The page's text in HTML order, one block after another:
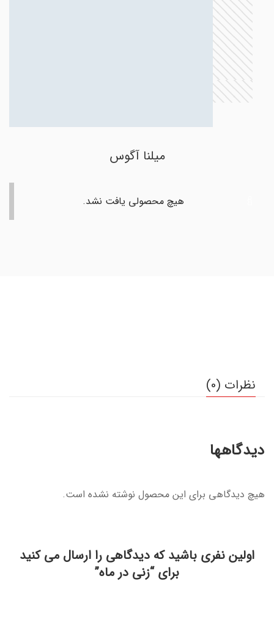
میلنا آگوس
هیچ محصولی یافت نشد.
نظرات (0)
دیدگاهها
هیچ دیدگاهی برای این محصول نوشته نشده است.
اولین نفری باشید که دیدگاهی را ارسال می کنید
برای “زنی در ماه”